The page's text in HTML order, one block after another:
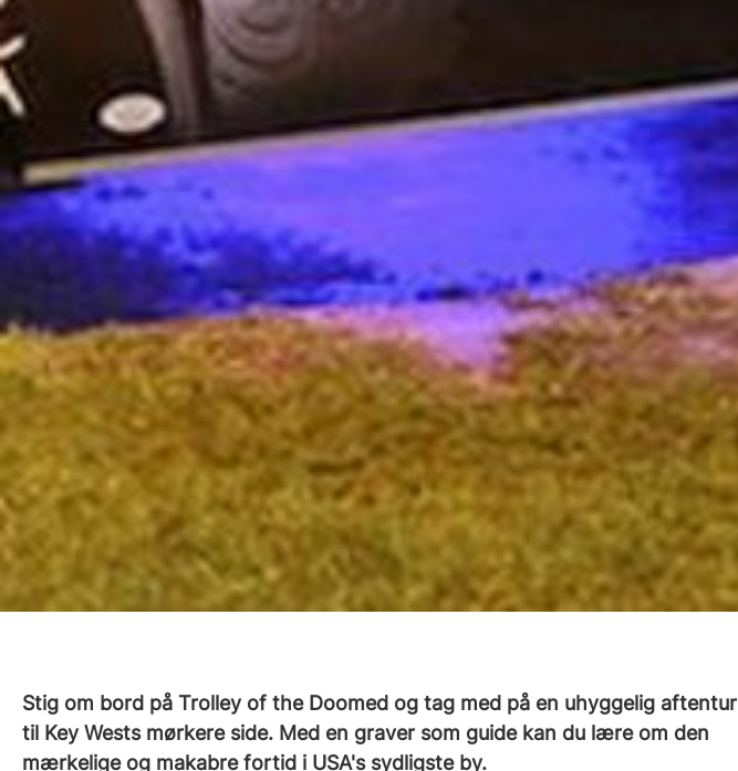
Stig om bord på Trolley of the Doomed og tag med på en uhyggelig aftentur
til Key Wests mørkere side. Med en graver som guide kan du lære om den
mærkelige og makabre fortid i USA's sydligste by.